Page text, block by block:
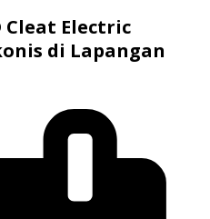
Cleat Electric
di Lapangan